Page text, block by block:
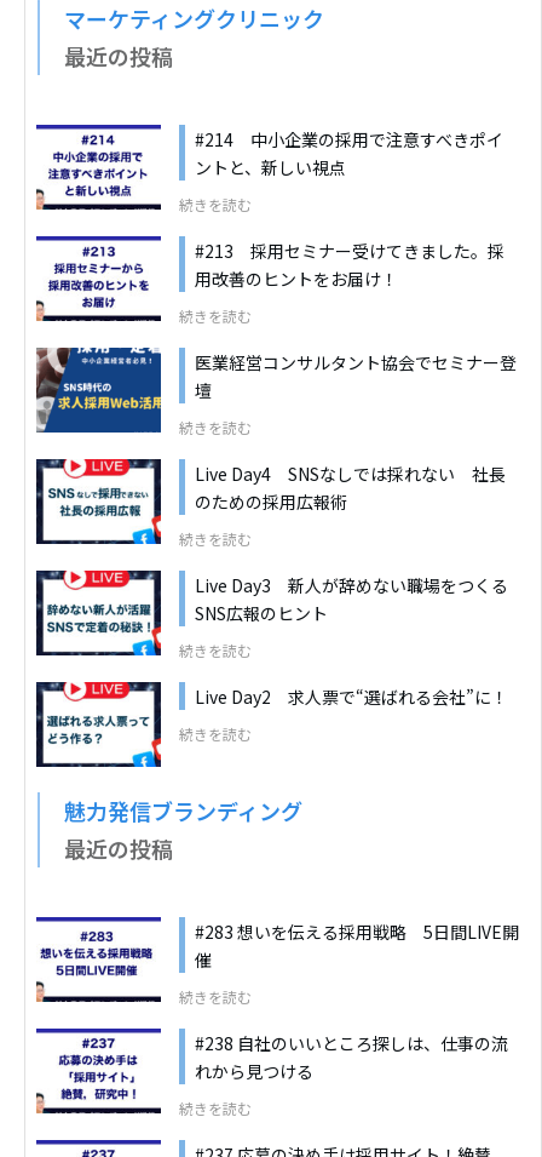
マーケティングクリニック
最近の投稿
#214 中小企業の採用で注意すべきポイ
ントと、新しい視点
続きを読む
#213 採用セミナー受けてきました。採
用改善のヒントをお届け！
続きを読む
医業経営コンサルタント協会でセミナー登
壇
続きを読む
Live Day4 SNSなしでは採れない 社長
のための採用広報術
続きを読む
Live Day3 新人が辞めない職場をつくる
SNS広報のヒント
続きを読む
Live Day2 求人票で“選ばれる会社”に！
続きを読む
魅力発信ブランディング
最近の投稿
#283 想いを伝える採用戦略 5日間LIVE開
催
続きを読む
#238 自社のいいところ探しは、仕事の流
れから見つける
続きを読む